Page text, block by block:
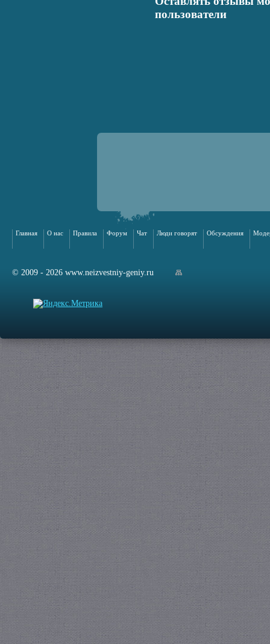
пользователи
Главная О нас Правила Форум Чат Люди говорят Обсуждения
© 2009 - 2026 www.neizvestniy-geniy.ru
сайта